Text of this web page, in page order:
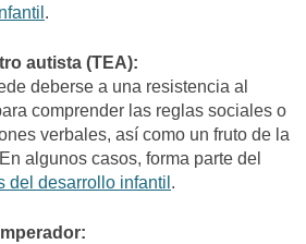
.
autista (TEA):
deberse a una resistencia al
comprender las reglas sociales o
verbales, así como un fruto de la
algunos casos, forma parte del
del desarrollo infantil.